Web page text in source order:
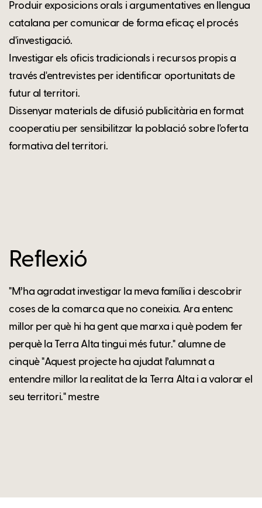
Produir exposicions orals i argumentatives en llengua
catalana per comunicar de forma eficaç el procés
d'investigació.
Investigar els oficis tradicionals i recursos propis a
través d'entrevistes per identificar oportunitats de
futur al territori.
Dissenyar materials de difusió publicitària en format
cooperatiu per sensibilitzar la població sobre l'oferta
formativa del territori.
Reflexió
"M’ha agradat investigar la meva família i descobrir
coses de la comarca que no coneixia. Ara entenc
millor per què hi ha gent que marxa i què podem fer
perquè la Terra Alta tingui més futur." alumne de
cinquè "Aquest projecte ha ajudat l’alumnat a
entendre millor la realitat de la Terra Alta i a valorar el
seu territori." mestre